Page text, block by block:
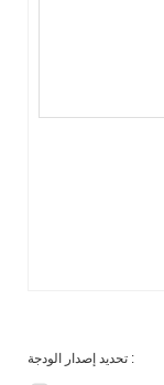
تحديد إصدار الودجة :